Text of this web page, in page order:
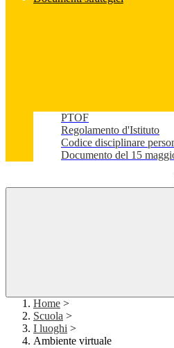
PTOF
Regolamento d'Istituto
Codice disciplinare
Documento del 15
Home >
Scuola >
I luoghi >
Ambiente virtuale